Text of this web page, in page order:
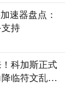
速器盘点：
持
科加斯正式
临符文乱